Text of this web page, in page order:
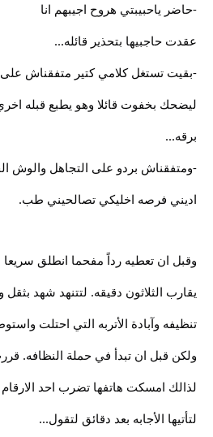
-حاضر ياحبيبتي هروح اجيبهم انا
عقدت حاجبيها بتحذير قائله...
-بقيت تستغل كلامي كتير متفقناش على
ليضحك بخفوت قائلا وهو يطبع قبله
برقه...
-ومتفقناش بردو على التجاهل والوش
اديني فرصه اخليكي تصالحيني طب.
وقبل ان تعطيه رداً مفحما انطلق سريعا
يقارب الثلاثون دقيقه. لتتنهد شهد
تنظيفه وآبادة الأتربه التي احتلت
ولكن قبل ان تبدأ في حملة النظافه.
لذالك امسكت هاتفها تضرب احد
لتأتيها الأجابه بعد دقائق لتقول...